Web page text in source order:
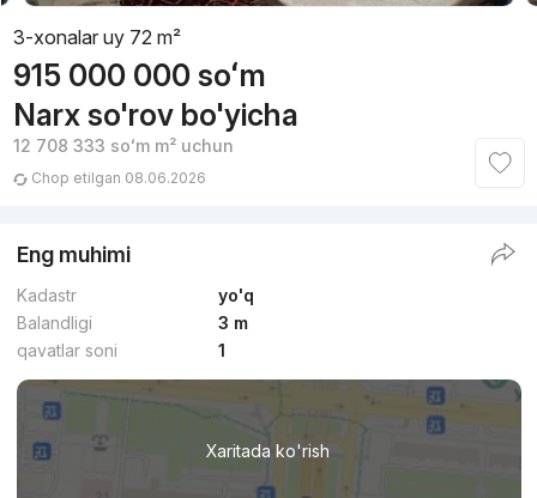
3-xonalar uy 72 m²
915 000 000 soʻm
Narx so'rov bo'yicha
12 708 333 soʻmm² uchun
Chop etilgan 08.06.2026
Eng muhimi
Kadastr
yo'q
Balandligi
3 m
qavatlar soni
1
Xaritada ko'rish